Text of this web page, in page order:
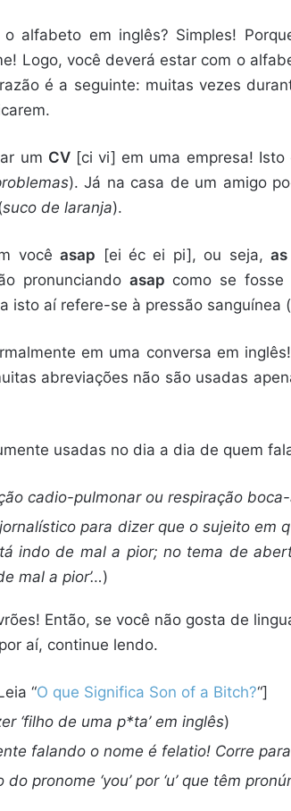
alfabeto em inglês? Simples!
Logo, você deverá estar com o
é a seguinte: muitas vezes
um CV[ci vi] em uma empresa!
). Já na casa de um amigo
suco de laranja).
vocêasap [ei éc ei pi], ou seja,
pronunciando asap como se
isto aí refere-se à pressão sanguínea (
em uma conversa em
abreviações não são usadas
usadas no dia a dia de quem
cadio-pulmonar ou respiração
para dizer que o sujeito em
indo de mal a pior; no tema de
mal a pior’…)
Então, se você não gosta de
aí, continue lendo.
“O que Significa Son of a Bitch?“]
‘filho de uma p*ta’ em inglês)
falando o nome é felatio! Corre
pronome ‘you’ por ‘u’ que têm